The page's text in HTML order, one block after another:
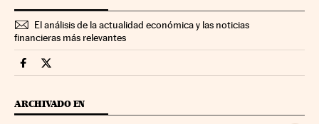
El análisis de la actualidad económica y las noticias
financieras más relevantes
Companias Cinco Días en Facebook
Companias Cinco Días en Twitter
ARCHIVADO EN